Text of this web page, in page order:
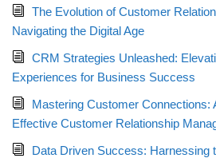
The Evolution of Customer
Navigating the Digital Age
CRM Strategies Unleashed:
Experiences for Business Success
Mastering Customer Connections:
Effective Customer Relationship
Data Driven Success: Harnessing